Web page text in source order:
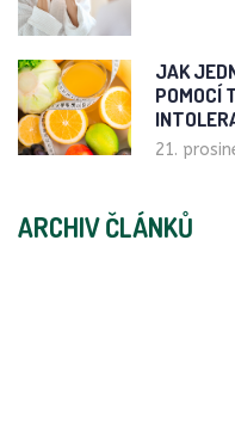
JAK
POMOCÍ
21.
ARCHIV ČLÁNKŮ